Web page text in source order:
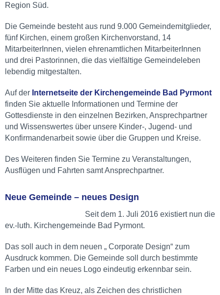
Region Süd.
Die Gemeinde besteht aus rund 9.000 Gemeindemitglieder,
fünf Kirchen, einem großen Kirchenvorstand, 14
MitarbeiterInnen, vielen ehrenamtlichen MitarbeiterInnen
und drei Pastorinnen, die das vielfältige Gemeindeleben
lebendig mitgestalten.
Auf der Internetseite der Kirchengemeinde Bad Pyrmont
finden Sie aktuelle Informationen und Termine der
Gottesdienste in den einzelnen Bezirken, Ansprechpartner
und Wissenswertes über unsere Kinder-, Jugend- und
Konfirmandenarbeit sowie über die Gruppen und Kreise.
Des Weiteren finden Sie Termine zu Veranstaltungen,
Ausflügen und Fahrten samt Ansprechpartner.
Neue Gemeinde – neues Design
Seit dem 1. Juli 2016 existiert nun die
ev.-luth. Kirchengemeinde Bad Pyrmont.
Das soll auch in dem neuen „ Corporate Design“ zum
Ausdruck kommen. Die Gemeinde soll durch bestimmte
Farben und ein neues Logo eindeutig erkennbar sein.
In der Mitte das Kreuz, als Zeichen des christlichen